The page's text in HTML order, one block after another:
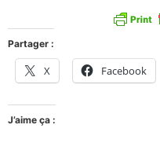
Partager :
X Facebook
J’aime ça :